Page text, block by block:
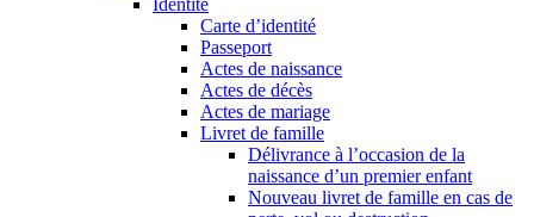
Identité
Carte d’identité
Passeport
Actes de naissance
Actes de décès
Actes de mariage
Livret de famille
Délivrance à l’occasion de la
naissance d’un premier enfant
Nouveau livret de famille en cas de